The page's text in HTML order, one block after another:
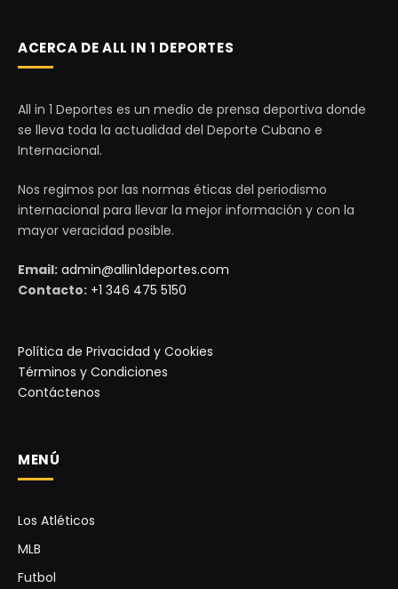
ACERCA DE ALL IN 1 DEPORTES
All in 1 Deportes es un medio de prensa deportiva donde
se lleva toda la actualidad del Deporte Cubano e
Internacional.
Nos regimos por las normas éticas del periodismo
internacional para llevar la mejor información y con la
mayor veracidad posible.
Email: admin@allin1deportes.com
Contacto: +1 346 475 5150
Política de Privacidad y Cookies
Términos y Condiciones
Contáctenos
MENÚ
Los Atléticos
MLB
Futbol